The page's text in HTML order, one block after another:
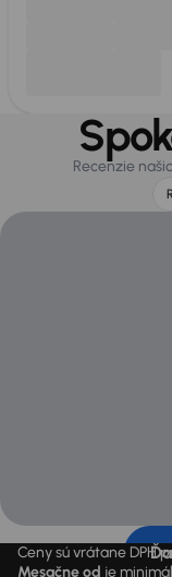
Recenzie
Ceny sú vrátane DPH
Mesačne od je